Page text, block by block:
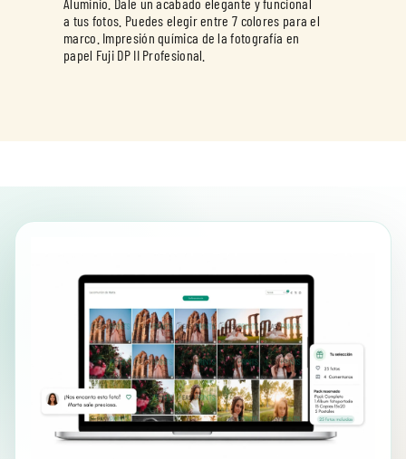
a tus fotos. Puedes elegir entre 7 colores para el
marco. Impresión química de la fotografía en
papel Fuji DP II Profesional.